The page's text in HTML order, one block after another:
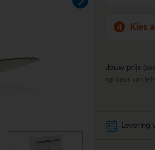
4 Kies
Jouw prijs
op basis van je
Levering